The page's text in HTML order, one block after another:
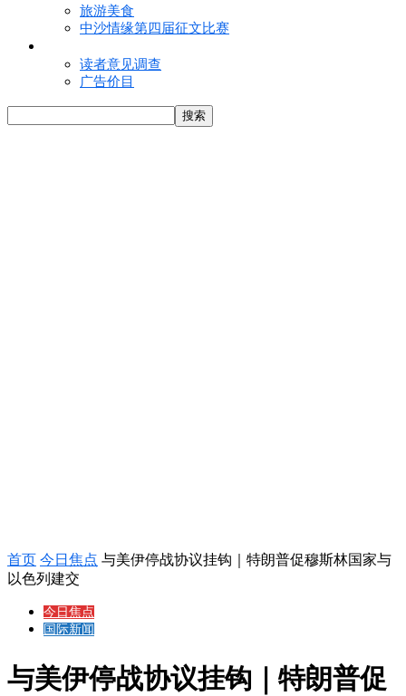
旅游美食
中沙情缘第四届征文比赛
读者意见调查
广告价目
首页 今日焦点 与美伊停战协议挂钩｜特朗普促穆斯林国家与
以色列建交
今日焦点
国际新闻
与美伊停战协议挂钩｜特朗普促